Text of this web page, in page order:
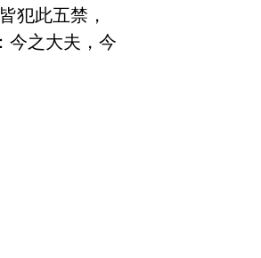
犯此五禁，
今之大夫，今